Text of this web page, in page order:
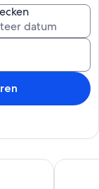
en uitzicht